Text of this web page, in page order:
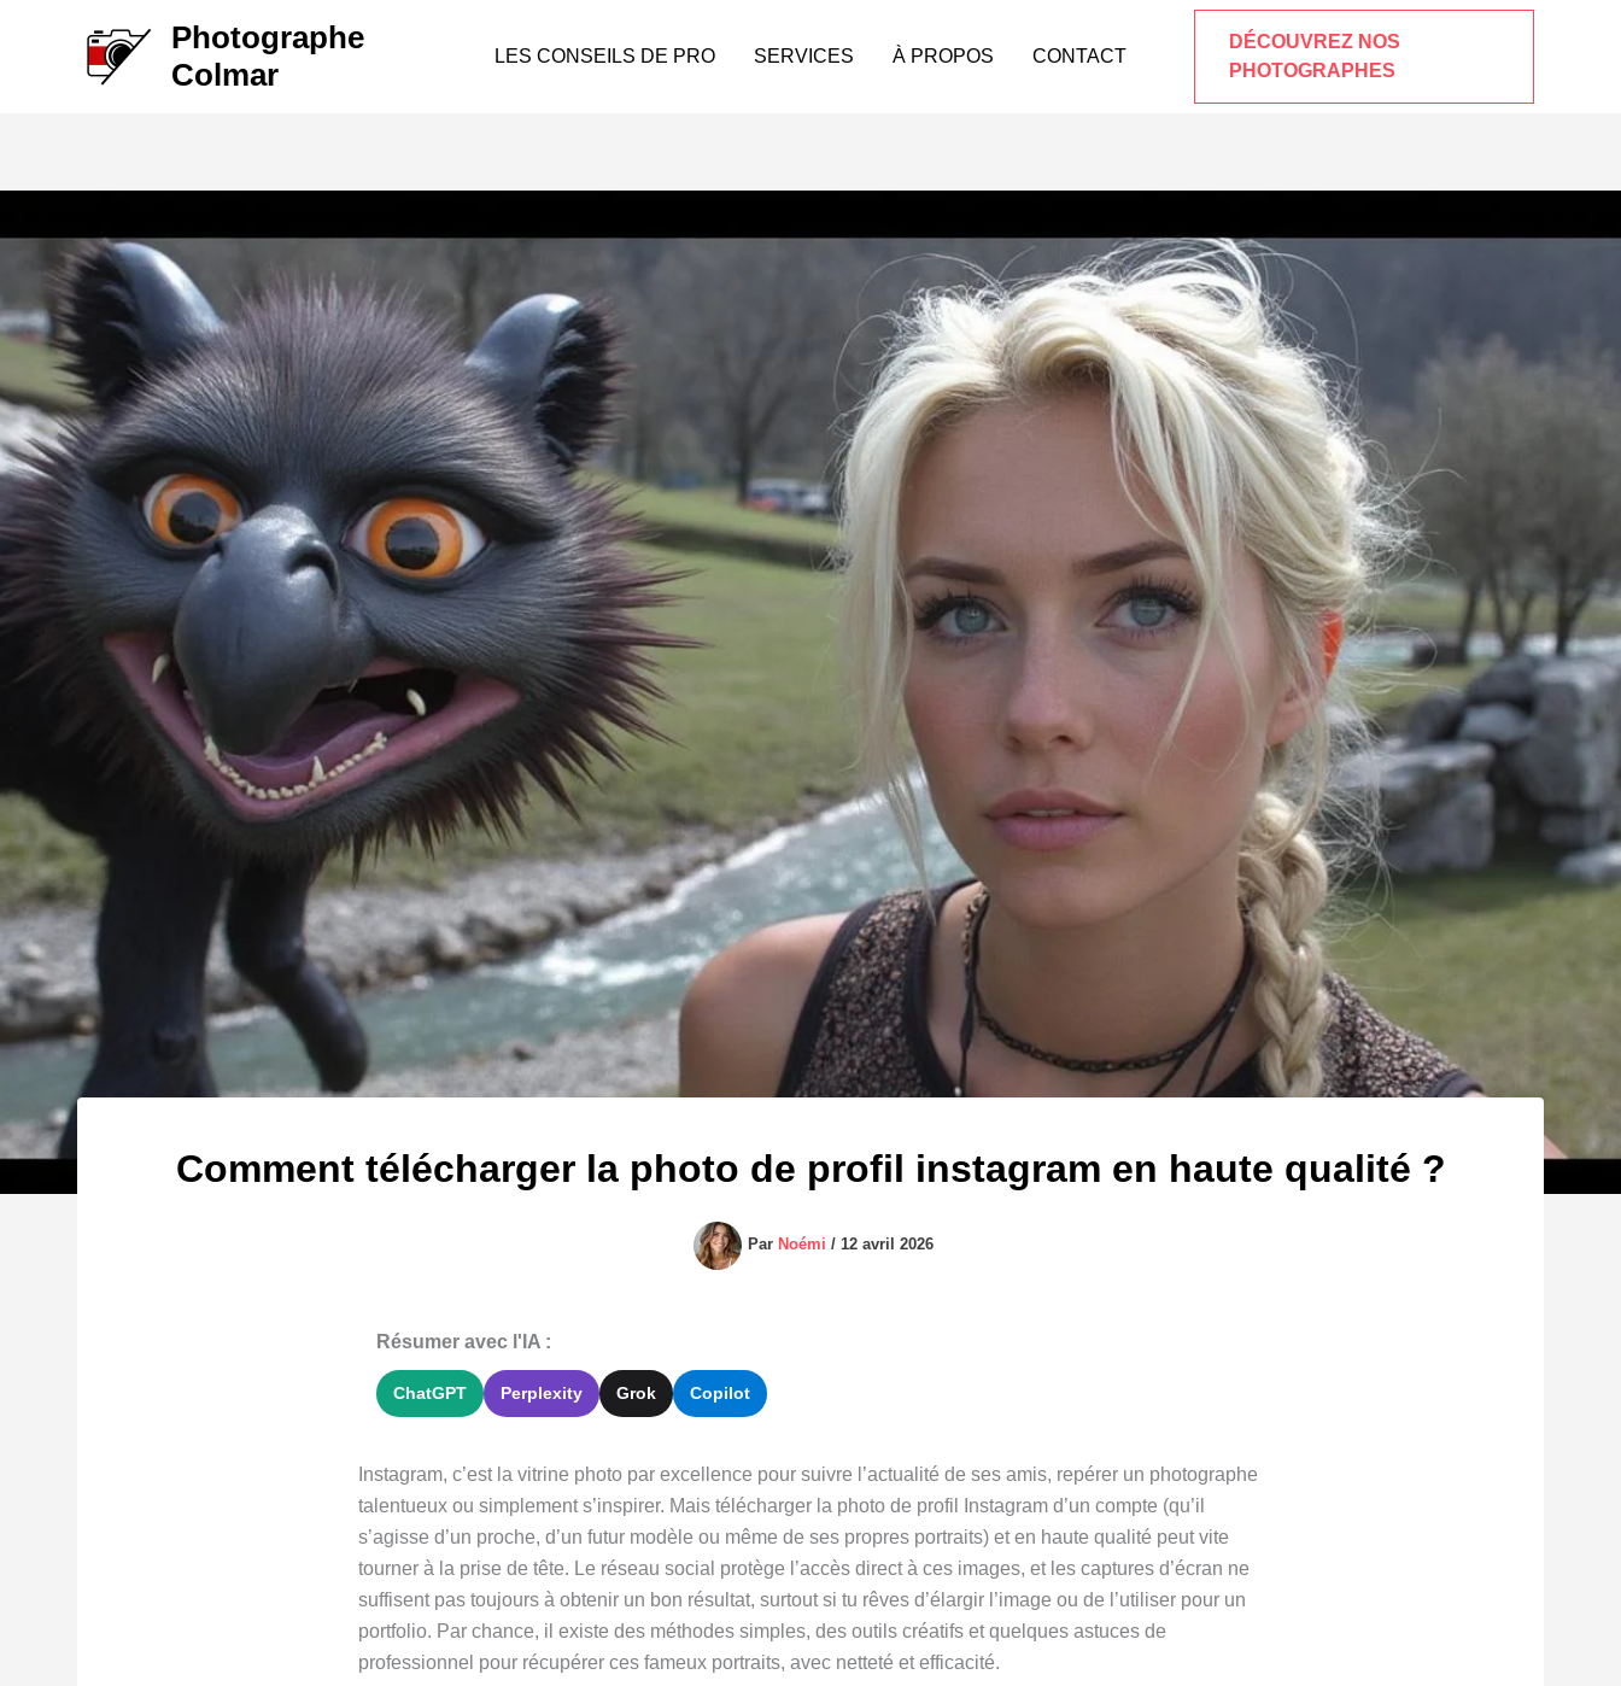
Photographe
Colmar
LES CONSEILS DE PRO SERVICES À PROPOS CONTACT
DÉCOUVREZ NOS
PHOTOGRAPHES
Comment télécharger la photo de profil instagram en haute qualité ?
Par Noémi / 12 avril 2026
Résumer avec l'IA :
ChatGPT Perplexity Grok Copilot
Instagram, c’est la vitrine photo par excellence pour suivre l’actualité de ses amis, repérer un photographe
talentueux ou simplement s’inspirer. Mais télécharger la photo de profil Instagram d’un compte (qu’il
s’agisse d’un proche, d’un futur modèle ou même de ses propres portraits) et en haute qualité peut vite
tourner à la prise de tête. Le réseau social protège l’accès direct à ces images, et les captures d’écran ne
suffisent pas toujours à obtenir un bon résultat, surtout si tu rêves d’élargir l’image ou de l’utiliser pour un
portfolio. Par chance, il existe des méthodes simples, des outils créatifs et quelques astuces de
professionnel pour récupérer ces fameux portraits, avec netteté et efficacité.